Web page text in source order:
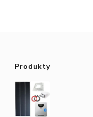
Produkty